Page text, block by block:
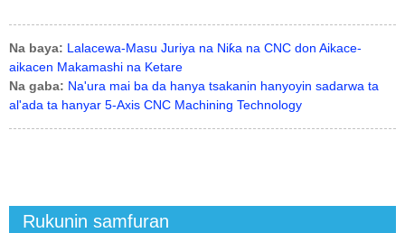
Na baya: Lalacewa-Masu Juriya na Niƙa na CNC don Aikace-
aikacen Makamashi na Ketare
Na gaba: Na'ura mai ba da hanya tsakanin hanyoyin sadarwa ta
al'ada ta hanyar 5-Axis CNC Machining Technology
Rukunin samfuran